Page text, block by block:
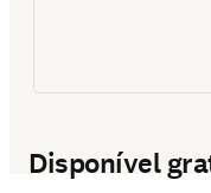
Disponível